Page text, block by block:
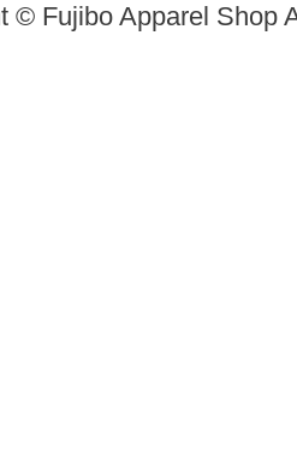
© Fujibo Apparel Shop